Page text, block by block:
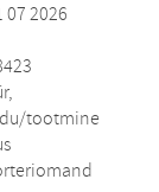
07 2026
tootmine